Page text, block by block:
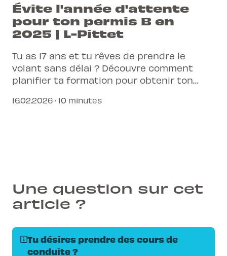
Évite l'année d'attente
pour ton permis B en
2025 | L-Pittet
Tu as 17 ans et tu rêves de prendre le
volant sans délai ? Découvre comment
planifier ta formation pour obtenir ton
16.02.2026 · 10 minutes
Une question sur cet
article ?
Tu désires prendre des cours de
conduite ?